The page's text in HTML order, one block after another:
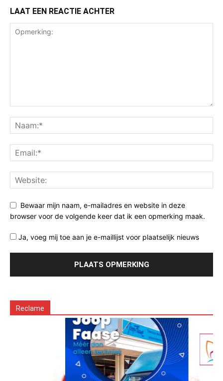
LAAT EEN REACTIE ACHTER
Bewaar mijn naam, e-mailadres en website in deze
browser voor de volgende keer dat ik een opmerking maak.
Ja, voeg mij toe aan je e-maillijst voor plaatselijk nieuws
Reclame